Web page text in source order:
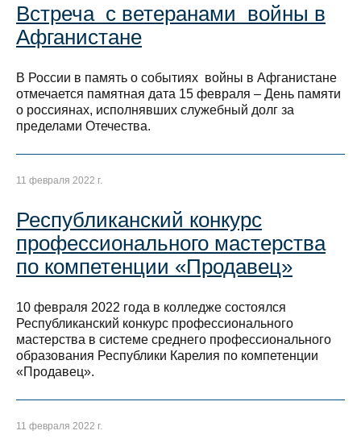
Встреча с ветеранами войны в
Афганистане
В России в память о событиях войны в Афганистане
отмечается памятная дата 15 февраля – День памяти
о россиянах, исполнявших служебный долг за
пределами Отечества.
11 февраля 2022 г.
Республиканский конкурс
профессионального мастерства
по компетенции «Продавец»
10 февраля 2022 года в колледже состоялся
Республиканский конкурс профессионального
мастерства в системе среднего профессионального
образования Республики Карелия по компетенции
«Продавец».
11 февраля 2022 г.